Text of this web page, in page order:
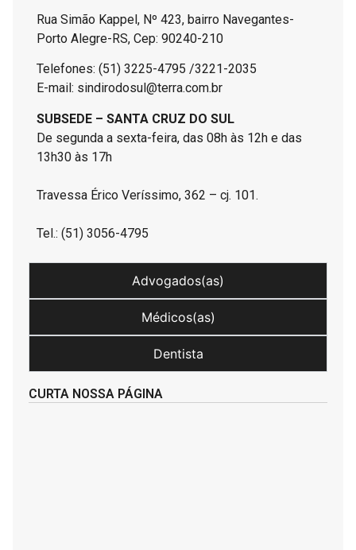
Rua Simão Kappel, Nº 423, bairro Navegantes-
Porto Alegre-RS, Cep: 90240-210
Telefones: (51) 3225-4795 /3221-2035
E-mail: sindirodosul@terra.com.br
SUBSEDE – SANTA CRUZ DO SUL
De segunda a sexta-feira, das 08h às 12h e das
13h30 às 17h
Travessa Érico Veríssimo, 362 – cj. 101.
Tel.: (51) 3056-4795
Advogados(as)
Médicos(as)
Dentista
CURTA NOSSA PÁGINA